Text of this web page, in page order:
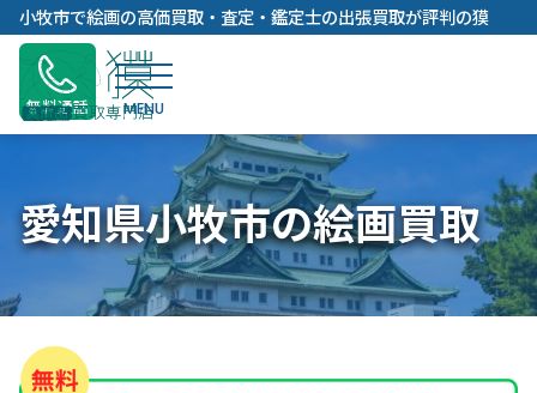
内
容
キ
ッ
プ
小牧市で絵画の高価買取・査定・鑑定士の出張買取が評判の獏
無料通話
愛知県小牧市の絵画買取